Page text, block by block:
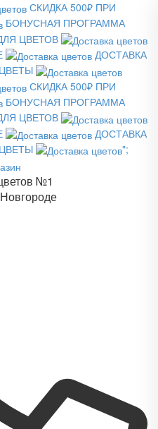
СКИДКА 500₽ ПРИ
БОНУСНАЯ ПРОГРАММА
ЦВЕТОВ
ДОСТАВКА
СКИДКА 500₽ ПРИ
БОНУСНАЯ ПРОГРАММА
ЦВЕТОВ
ДОСТАВКА
";
№1